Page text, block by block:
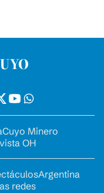
Cuyo Minero
OH
Argentina
redes